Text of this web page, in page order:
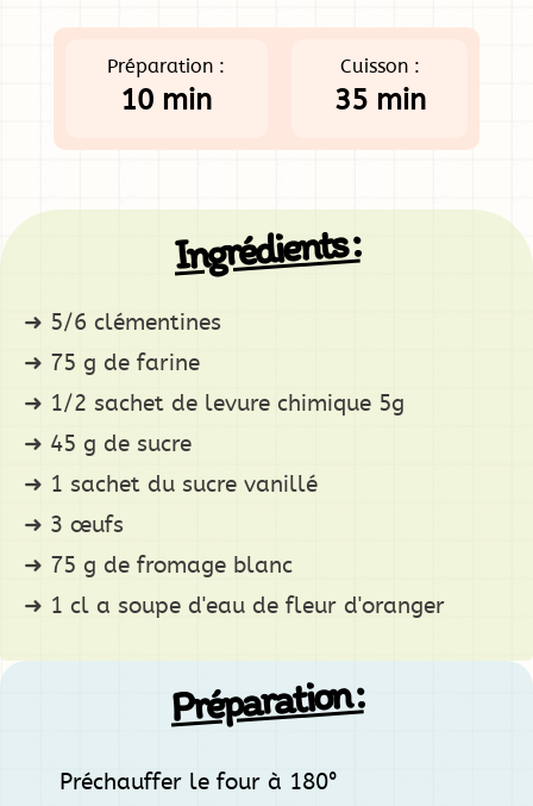
Préparation :
10 min
Cuisson :
35 min
Ingrédients :
5/6 clémentines
75 g de farine
1/2 sachet de levure chimique 5g
45 g de sucre
1 sachet du sucre vanillé
3 œufs
75 g de fromage blanc
1 cl a soupe d'eau de fleur d'oranger
Préparation :
Préchauffer le four à 180°